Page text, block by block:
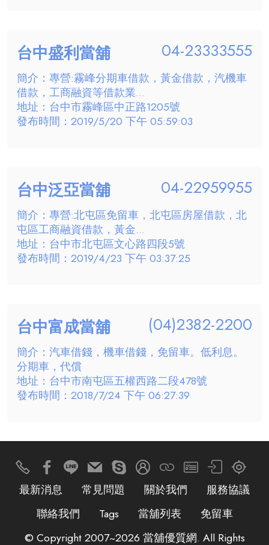
台中盛利當舖 04-23333555
簡介：專營:霧峰分期車借款，黃金借款，汽機車
借款，工商融資等借款業...
地址：台中市霧峰區中正路1205號
發布時間：2019/5/20 下午 05:59:03
台中泛亞當舖 04-22959955
簡介：專營:北屯區免留車，北屯區房屋借款，北
屯區工商融資借款，黃金...
地址：台中市北屯區文心路四段5號
發布時間：2019/4/23 下午 03:37:25
台中富成當舖 (04)2382-2200
簡介：汽車借錢，機車借錢，免留車。低利息。
分期車，代償
地址：台中市南屯區五權西路二段478號
發布時間：2018/7/24 下午 06:27:39
最新消息 常見問題 關於我們
服務協議
聯絡我們
Tags 當舖列表
免留車
© Copyright 2007~2026 當舖優質網. All Rights